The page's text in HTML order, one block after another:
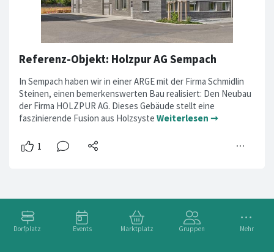
Dorfplatz Events Marktplatz Gruppen Mehr
Referenz-Objekt: Holzpur AG Sempach
In Sempach haben wir in einer ARGE mit der Firma Schmidlin
Steinen, einen bemerkenswerten Bau realisiert: Den Neubau
der Firma HOLZPUR AG. Dieses Gebäude stellt eine
faszinierende Fusion aus Holzsyste Weiterlesen ➞